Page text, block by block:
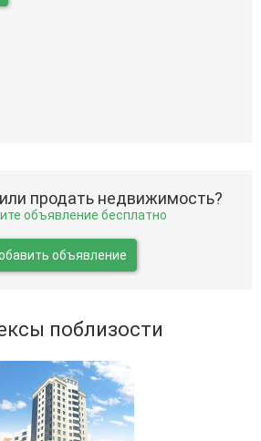
продать недвижимость?
объявление бесплатно
объявление
поблизости